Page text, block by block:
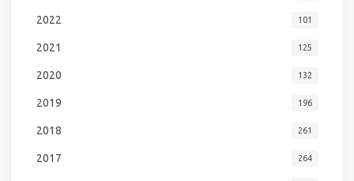
2022 101
2021 125
2020 132
2019 196
2018 261
2017 264